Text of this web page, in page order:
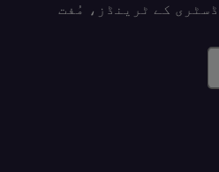
کے ٹرینڈز، مُفت